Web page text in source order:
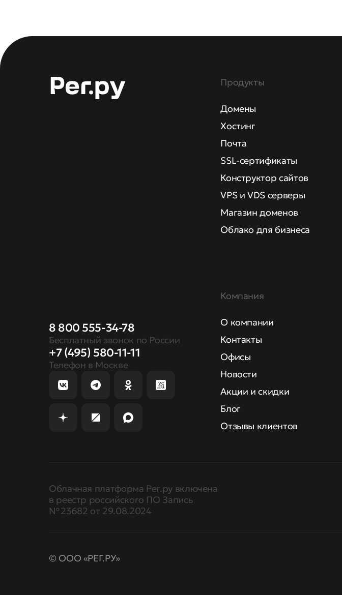
8 800 555-34-78
Бесплатный звонок по России
+7 (495) 580-11-11
Телефон в Москве
Продукты
Домены
Хостинг
Почта
SSL-сертификаты
Конструктор сайтов
VPS и VDS серверы
Магазин доменов
Облако для бизнеса
Компания
О компании
Контакты
Офисы
Новости
Акции и скидки
Блог
Отзывы клиентов
Облачная платформа Рег.ру включена
в реестр российского ПО Запись
№ 23682 от 29.08.2024
© ООО «РЕГ.РУ»